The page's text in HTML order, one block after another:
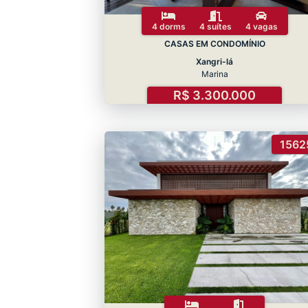
4 dorms 4 suítes
4 vagas
CASAS EM CONDOMÍNIO
Xangri-lá
Marina
R$ 3.300.000